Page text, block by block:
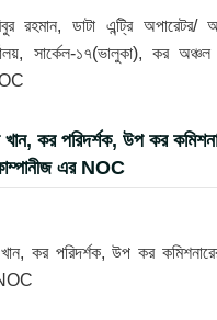
রহমান, ডাটা এন্ট্রি
সার্কেল-১৭(ভালুকা), কর
খান, কর পরিদর্শক, উপ কর
এর NOC
খান, কর পরিদর্শক, উপ কর